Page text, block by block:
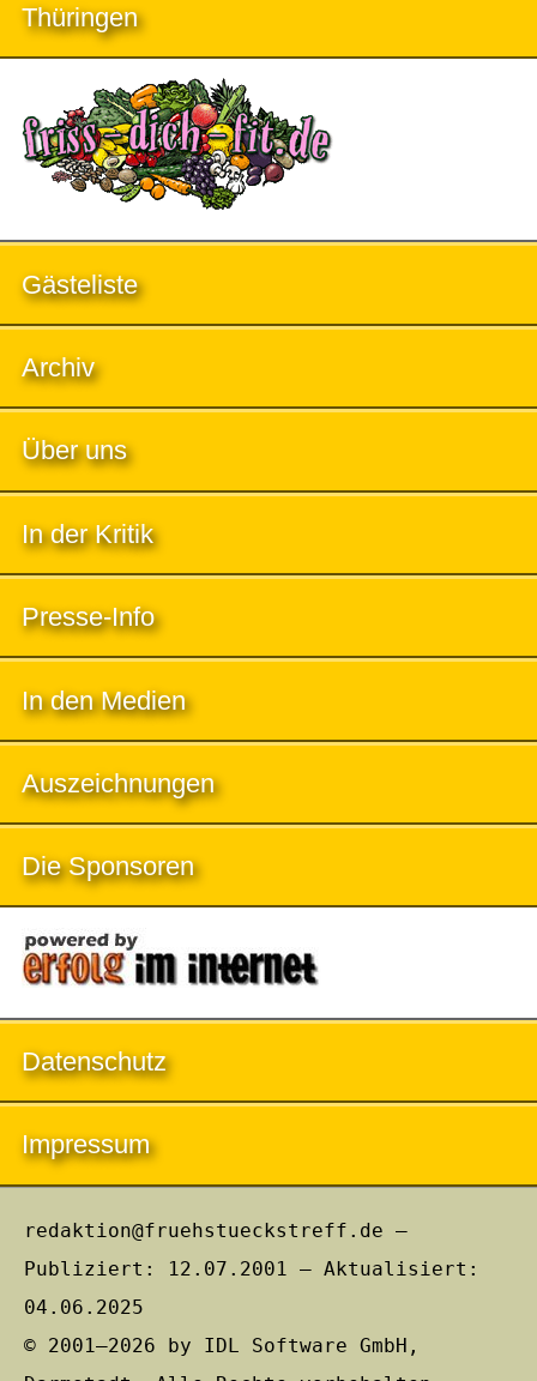
Thüringen
Gästeliste
Archiv
Über uns
In der Kritik
Presse-Info
In den Medien
Auszeichnungen
Die Sponsoren
Datenschutz
Impressum
redaktion@fruehstueckstreff.de –
Publiziert: 12.07.2001 – Aktualisiert:
04.06.2025
© 2001–2026 by IDL Software GmbH,